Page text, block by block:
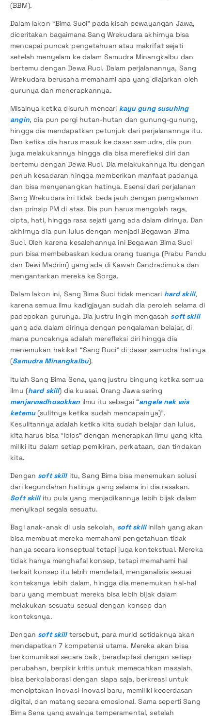
(BBM).
Dalam lakon “Bima Suci” pada kisah pewayangan Jawa,
diceritakan bagaimana Sang Wrekudara akhirnya bisa
mencapai puncak pengetahuan atau makrifat sejati
setelah menyelam ke dalam Samudra Minangkalbu dan
bertemu dengan Dewa Ruci. Dalam perjalanannya, Sang
Wrekudara berusaha memahami apa yang diajarkan oleh
gurunya dan menerapkannya.
Misalnya ketika disuruh mencari kayu gung susuhing
angin, dia pun pergi hutan-hutan dan gunung-gunung,
hingga dia mendapatkan petunjuk dari perjalanannya itu.
Dan ketika dia harus masuk ke dasar samudra, dia pun
juga melakukannya hingga dia bisa merefleksi diri dan
bertemu dengan Dewa Ruci. Dia melakukannya itu dengan
penuh kesadaran hingga memberikan manfaat padanya
dan bisa menyenangkan hatinya. Esensi dari perjalanan
Sang Wrekudara ini tidak beda jauh dengan pengalaman
dan prinsip PM di atas. Dia pun harus mengolah raga,
cipta, hati, hingga rasa sejati yang ada dalam dirinya. Dan
akhirnya dia pun lulus dengan menjadi Begawan Bima
Suci. Oleh karena kesalehannya ini Begawan Bima Suci
pun bisa membebaskan kedua orang tuanya (Prabu Pandu
dan Dewi Madrim) yang ada di Kawah Candradimuka dan
mengantarkan mereka ke Sorga.
Dalam lakon ini, Sang Bima Suci tidak mencari hard skill,
karena semua ilmu kadigjayan sudah dia peroleh selama di
padepokan gurunya. Dia justru ingin mengasah soft skill
yang ada dalam dirinya dengan pengalaman belajar, di
mana puncaknya adalah merefleksi diri hingga dia
menemukan hakikat “Sang Ruci” di dasar samudra hatinya
(Samudra Minangkalbu).
Itulah Sang Bima Sena, yang justru bingung ketika semua
ilmu (hard skill) dia kuasai. Orang Jawa sering
menjarwadhosokkan ilmu itu sebagai “angele nek wis
ketemu(sulitnya ketika sudah mencapainya)”.
Kesulitannya adalah ketika kita sudah belajar dan lulus,
kita harus bisa “lolos” dengan menerapkan ilmu yang kita
miliki itu dalam setiap pemikiran, perkataan, dan tindakan
kita.
Dengan soft skillitu, Sang Bima bisa menemukan solusi
dari kegundahan hatinya yang selama ini dia rasakan.
Soft skillitu pula yang menjadikannya lebih bijak dalam
menyikapi segala sesuatu.
Bagi anak-anak di usia sekolah, soft skillinilah yang akan
bisa membuat mereka memahami pengetahuan tidak
hanya secara konseptual tetapi juga kontekstual. Mereka
tidak hanya menghafal konsep, tetapi memahami hal
terkait konsep itu lebih mendetail, menganalisis sesuai
konteksnya lebih dalam, hingga dia menemukan hal-hal
baru yang membuat mereka bisa lebih bijak dalam
melakukan sesuatu sesuai dengan konsep dan
konteksnya.
Dengan soft skilltersebut, para murid setidaknya akan
mendapatkan 7 kompetensi utama. Mereka akan bisa
berkomunikasi secara baik, beradaptasi dengan setiap
perubahan, berpikir kritis untuk memecahkan masalah,
bisa berkolaborasi dengan siapa saja, berkreasi untuk
menciptakan inovasi-inovasi baru, memiliki kecerdasan
digital, dan matang secara emosional. Sama seperti Sang
Bima Sena yang awalnya temperamental, setelah